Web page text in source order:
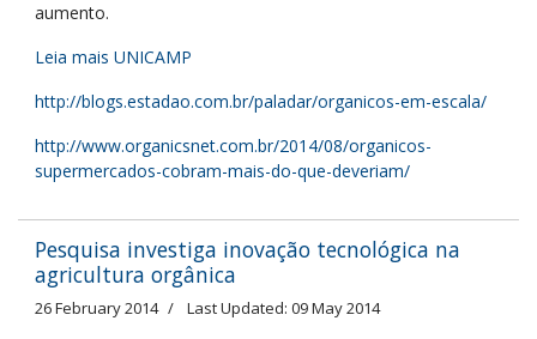
aumento.
Leia mais UNICAMP
http://blogs.estadao.com.br/paladar/organicos-em-escala/
http://www.organicsnet.com.br/2014/08/organicos-
supermercados-cobram-mais-do-que-deveriam/
Pesquisa investiga inovação tecnológica na
agricultura orgânica
26 February 2014 Last Updated: 09 May 2014